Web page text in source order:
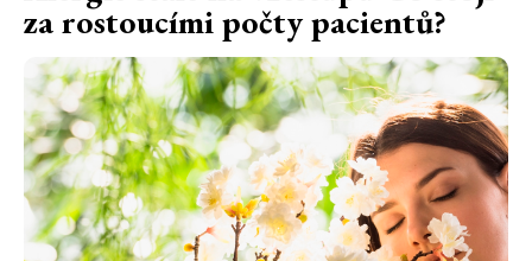
za rostoucími počty pacientů?